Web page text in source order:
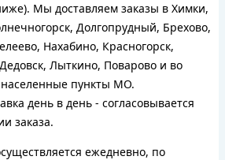
Мы доставляем заказы в Химки,
Долгопрудный, Брехово,
Нахабино, Красногорск,
Лыткино, Поварово и во
населенные пункты МО.
день в день - согласовывается
заказа.
ежедневно, по